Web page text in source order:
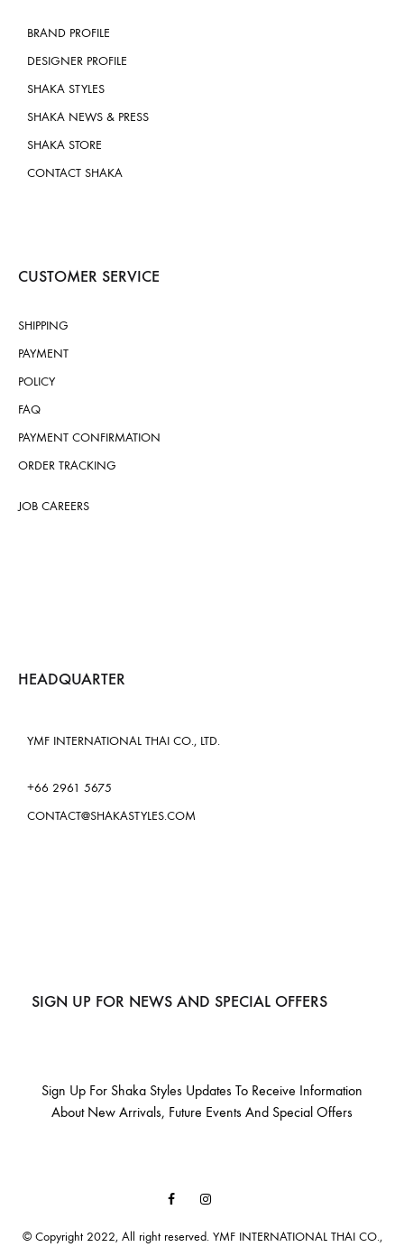
BRAND PROFILE
DESIGNER PROFILE
SHAKA STYLES
SHAKA NEWS & PRESS
SHAKA STORE
CONTACT SHAKA
CUSTOMER SERVICE
SHIPPING
PAYMENT
POLICY
FAQ
PAYMENT CONFIRMATION
ORDER TRACKING
JOB CAREERS
HEADQUARTER
YMF INTERNATIONAL THAI CO., LTD.
+66 2961 5675
CONTACT@SHAKASTYLES.COM
SIGN UP FOR NEWS AND SPECIAL OFFERS
Sign Up For Shaka Styles Updates To Receive Information
About New Arrivals, Future Events And Special Offers
© Copyright 2022, All right reserved. YMF INTERNATIONAL THAI CO.,
FacebookInstagram